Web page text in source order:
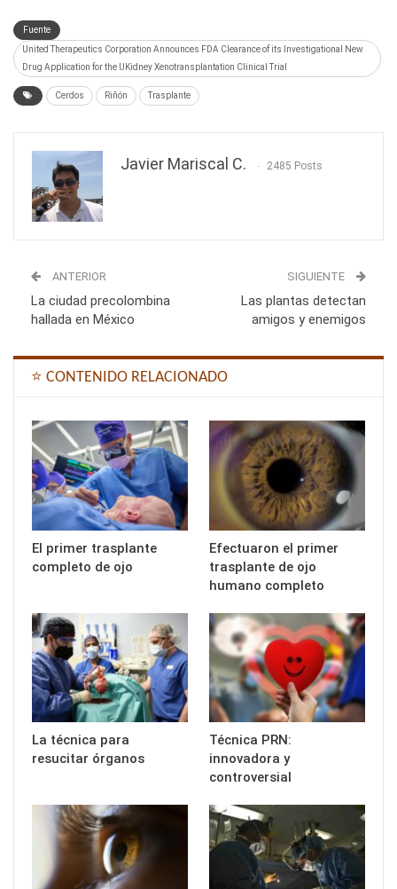
Fuente
United Therapeutics Corporation Announces FDA Clearance of its Investigational New
Drug Application for the UKidney Xenotransplantation Clinical Trial
Cerdos Riñón Trasplante
Javier Mariscal C. 2485 Posts
ANTERIOR
La ciudad precolombina
hallada en México
SIGUIENTE
Las plantas detectan
amigos y enemigos
⭐ CONTENIDO RELACIONADO
El primer trasplante
completo de ojo
Efectuaron el primer
trasplante de ojo
humano completo
La técnica para
resucitar órganos
Técnica PRN:
innovadora y
controversial